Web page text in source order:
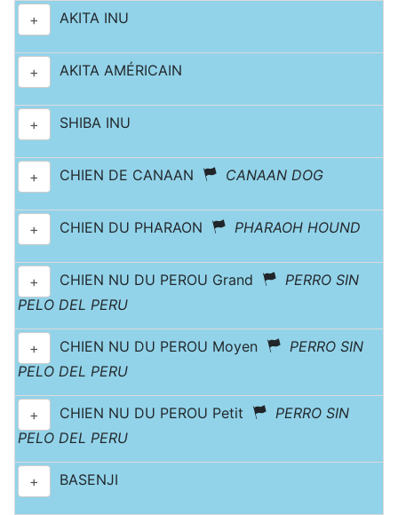
+ AKITA INU
+ AKITA AMÉRICAIN
+ SHIBA INU
+ CHIEN DE CANAAN CANAAN DOG
+ CHIEN DU PHARAON PHARAOH HOUND
+ CHIEN NU DU PEROU Grand
PERRO SIN
PELO DEL PERU
+ CHIEN NU DU PEROU Moyen
PERRO SIN
PELO DEL PERU
+ CHIEN NU DU PEROU Petit
PERRO SIN
PELO DEL PERU
+ BASENJI